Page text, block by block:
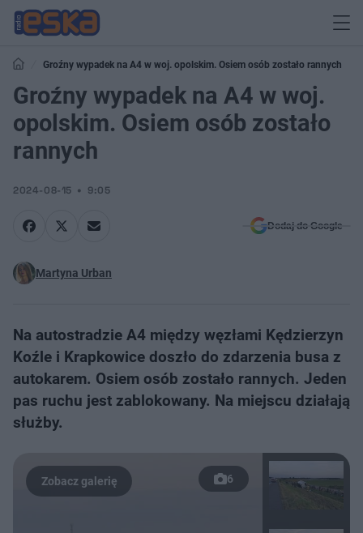
Groźny wypadek na A4 w woj. opolskim. Osiem osób zostało rannych
Groźny wypadek na A4 w woj.
opolskim. Osiem osób zostało
rannych
2024-08-15 9:05
Dodaj do Google
Martyna Urban
Na autostradzie A4 między węzłami Kędzierzyn
Koźle i Krapkowice doszło do zdarzenia busa z
autokarem. Osiem osób zostało rannych. Jeden
pas ruchu jest zablokowany. Na miejscu działają
służby.
6